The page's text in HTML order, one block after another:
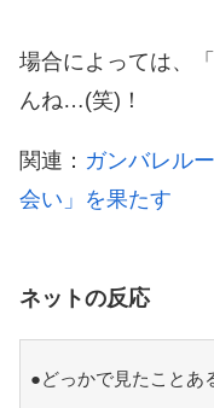
場合によっては、
んね…(笑)！
関連： ガンバレル
会い」を果たす
ネットの反応
●どっかで見たことあ